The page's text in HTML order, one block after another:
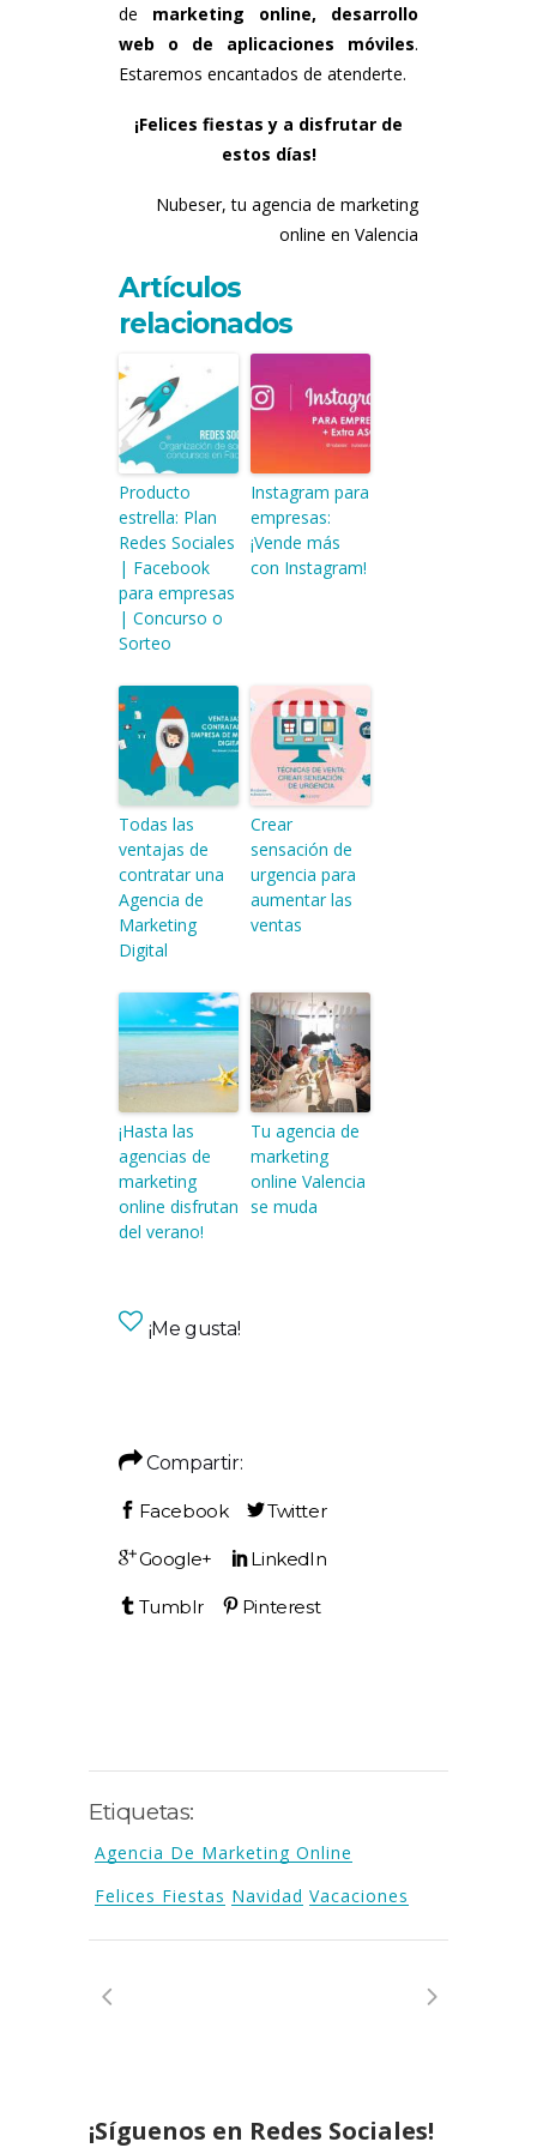
de marketing online, desarrollo
web o de aplicaciones móviles.
Estaremos encantados de atenderte.
¡Felices fiestas y a disfrutar de
estos días!
Nubeser, tu agencia de marketing
online en Valencia
Artículos
relacionados
Producto
estrella: Plan
Redes Sociales
| Facebook
para empresas
| Concurso o
Sorteo
Instagram para
empresas:
¡Vende más
con Instagram!
Todas las
ventajas de
contratar una
Agencia de
Marketing
Digital
Crear
sensación de
urgencia para
aumentar las
ventas
¡Hasta las
agencias de
marketing
online disfrutan
del verano!
Tu agencia de
marketing
online Valencia
se muda
¡Me gusta!
Compartir:
Etiquetas:
Agencia De Marketing Online
Felices Fiestas Navidad Vacaciones
¡Síguenos en Redes Sociales!